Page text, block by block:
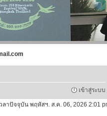
เข้าสู่ระบบ
ลาปัจจุบัน พฤหัสฯ. ส.ค. 06, 2026 2:01